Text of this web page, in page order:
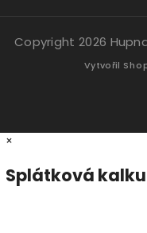
Copyright 2026
Vytvořil
×
Splátková